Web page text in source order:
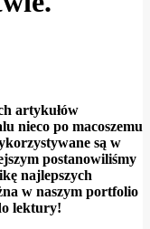
artykułów
nieco po macoszemu
są w
postanowiliśmy
najlepszych
w naszym portfolio
lektury!